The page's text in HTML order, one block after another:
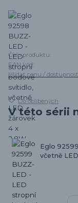
Číslo produktu:
EAN kód:
Hlídat cenu / dostupnost
Do oblíbených
V této sérii
Eglo
včetně